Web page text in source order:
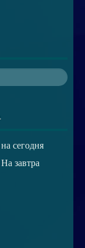
сегодня
завтра